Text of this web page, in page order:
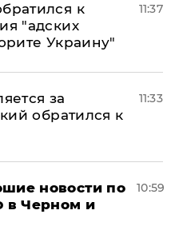
к
"адских
Украину"
11:37
за
обратился к
11:33
новости по
в Черном и
10:59